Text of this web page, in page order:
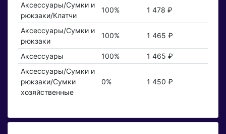
Аксессуары/Сумки и
рюкзаки/Клатчи
100% 1 478 ₽
Аксессуары/Сумки и
рюкзаки
100% 1 465 ₽
Аксессуары 100%
1 465 ₽
Аксессуары/Сумки и
рюкзаки/Сумки
хозяйственные
0% 1 450 ₽